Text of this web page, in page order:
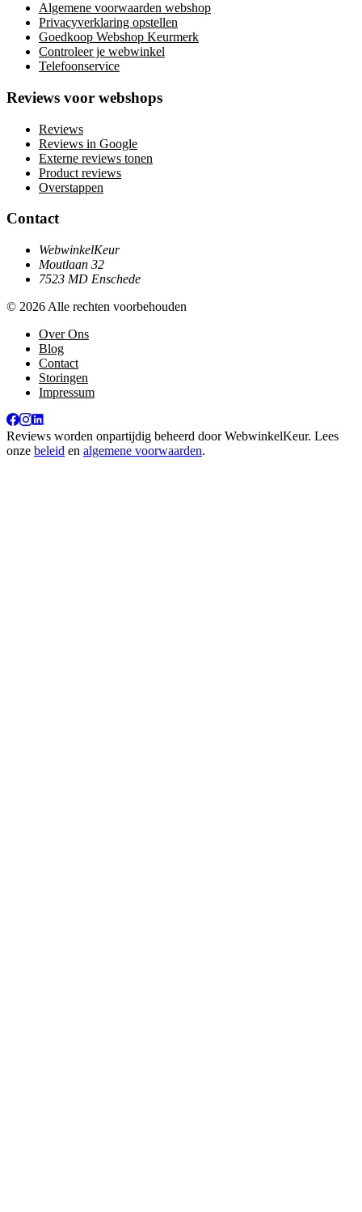
Algemene voorwaarden webshop
Privacyverklaring opstellen
Goedkoop Webshop Keurmerk
Controleer je webwinkel
Telefoonservice
Reviews voor webshops
Reviews
Reviews in Google
Externe reviews tonen
Product reviews
Overstappen
Contact
WebwinkelKeur
Moutlaan 32
7523 MD Enschede
© 2026 Alle rechten voorbehouden
Over Ons
Blog
Contact
Storingen
Impressum
Reviews worden onpartijdig beheerd doorWebwinkelKeur. Lees
onze beleid en algemene voorwaarden.